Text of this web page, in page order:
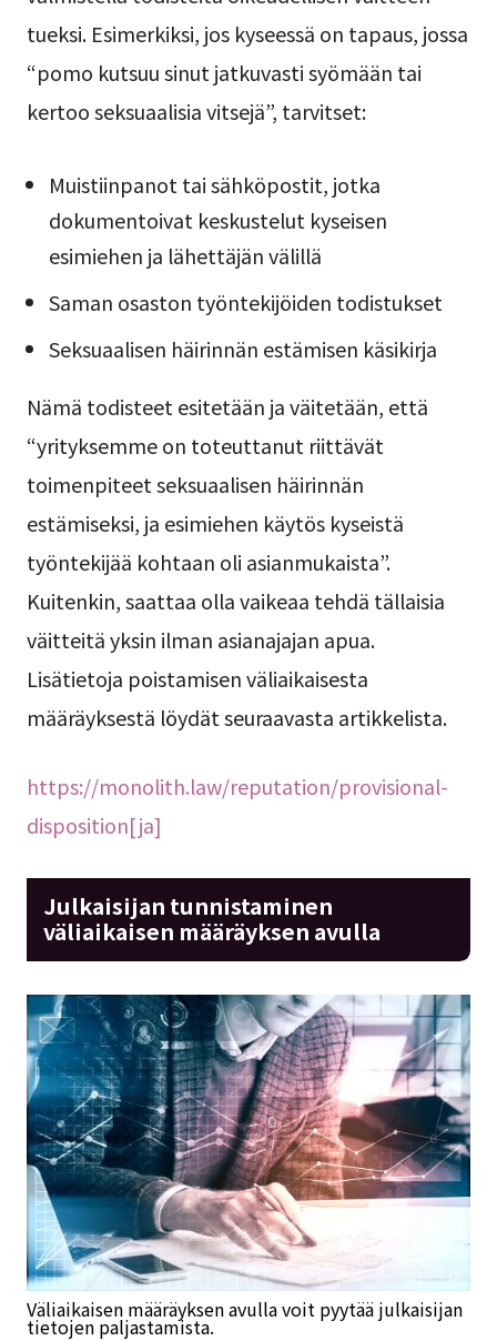
tueksi. Esimerkiksi, jos kyseessä on tapaus, jossa
“pomo kutsuu sinut jatkuvasti syömään tai
kertoo seksuaalisia vitsejä”, tarvitset:
Muistiinpanot tai sähköpostit, jotka
dokumentoivat keskustelut kyseisen
esimiehen ja lähettäjän välillä
Saman osaston työntekijöiden todistukset
Seksuaalisen häirinnän estämisen käsikirja
Nämä todisteet esitetään ja väitetään, että
“yrityksemme on toteuttanut riittävät
toimenpiteet seksuaalisen häirinnän
estämiseksi, ja esimiehen käytös kyseistä
työntekijää kohtaan oli asianmukaista”.
Kuitenkin, saattaa olla vaikeaa tehdä tällaisia
väitteitä yksin ilman asianajajan apua.
Lisätietoja poistamisen väliaikaisesta
määräyksestä löydät seuraavasta artikkelista.
https://monolith.law/reputation/provisional-
disposition[ja]
Julkaisijan tunnistaminen
väliaikaisen määräyksen avulla
Väliaikaisen määräyksen avulla voit pyytää julkaisijan
tietojen paljastamista.